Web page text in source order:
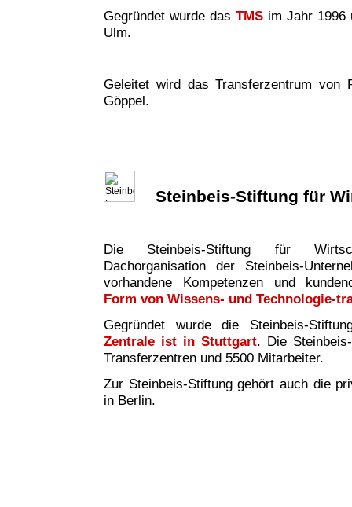
Gegründet wurde das TMS im Jahr
Ulm.
Geleitet wird das Transferzentrum von
Göppel.
Steinbeis-Stiftung für
Die Steinbeis-Stiftung für
Dachorganisation der Steinbeis-
vorhandene Kompetenzen und
Form von Wissens- und Technologie-
Gegründet wurde die Steinbeis-
Zentrale ist in Stuttgart. Die
Transferzentren und 5500 Mitarbeiter.
Zur Steinbeis-Stiftung gehört auch die
in Berlin.